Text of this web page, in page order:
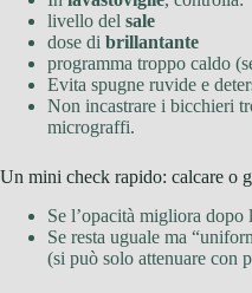
livello del sale
dose di brillantante
programma troppo caldo
Evita spugne ruvide e
Non incastrare i bicchieri
micrograffi.
Un mini check rapido: calcare o
Se l’opacità migliora dopo
Se resta uguale ma
(si può solo attenuare con